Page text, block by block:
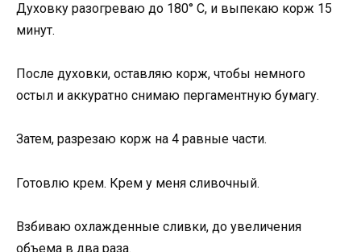
Духовку разогреваю до 180° C, и выпекаю корж 15
минут.
После духовки, оставляю корж, чтобы немного
остыл и аккуратно снимаю пергаментную бумагу.
Затем, разрезаю корж на 4 равные части.
Готовлю крем. Крем у меня сливочный.
Взбиваю охлажденные сливки, до увеличения
объема в два раза.